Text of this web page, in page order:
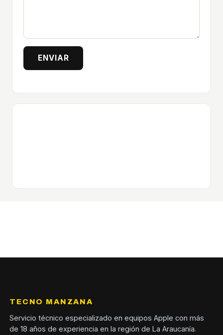
ENVIAR
TECNO MANZANA
Servicio técnico especializado en equipos Apple con más
de 18 años de experiencia en la región de La Araucanía.